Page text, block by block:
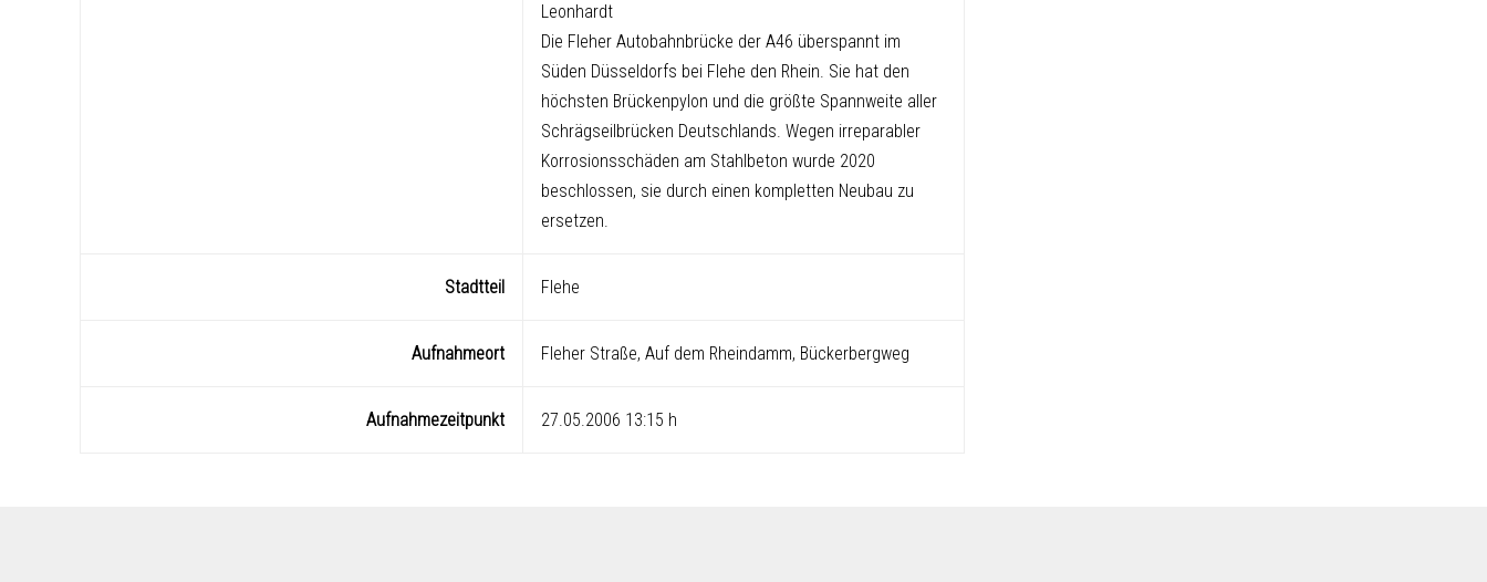
Leonhardt
Die Fleher Autobahnbrücke der A46 überspannt im
Süden Düsseldorfs bei Flehe den Rhein. Sie hat den
höchsten Brückenpylon und die größte Spannweite aller
Schrägseilbrücken Deutschlands. Wegen irreparabler
Korrosionsschäden am Stahlbeton wurde 2020
beschlossen, sie durch einen kompletten Neubau zu
ersetzen.
Stadtteil Flehe
Aufnahmeort Fleher Straße, Auf dem Rheindamm, Bückerbergweg
Aufnahmezeitpunkt 27.05.2006 13:15 h